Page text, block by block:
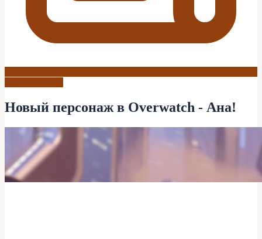
Новый персонаж в Overwatch - Ана!